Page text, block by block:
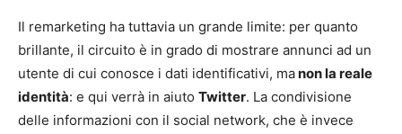
Il remarketing ha tuttavia un grande limite: per quanto
brillante, il circuito è in grado di mostrare annunci ad un
utente di cui conosce i dati identificativi, manon la reale
identità: e qui verrà in aiuto Twitter. La condivisione
delle informazioni con il social network, che è invece